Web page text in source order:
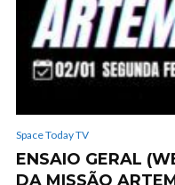
Space Today TV
ENSAIO GERAL
DA MISSÃO